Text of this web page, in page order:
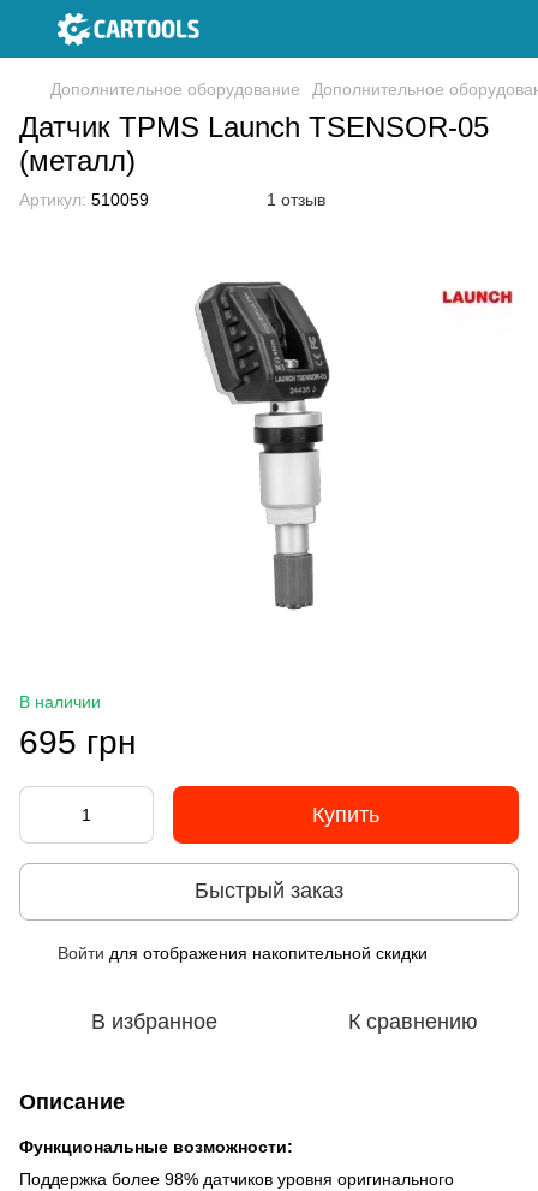
Дополнительное оборудование Дополнительное
Датчик TPMS Launch TSENSOR-05
(металл)
Артикул: 510059 1 отзыв
В наличии
695 грн
Купить
Быстрый заказ
Войти для отображения накопительной скидки
В избранное К сравнению
Описание
Функциональные возможности:
Поддержка более 98% датчиков уровня оригинального